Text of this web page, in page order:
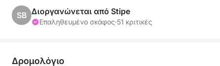
Ξεκινήστε το ταξίδι σας με μια επίσκεψη στο
με σφουγγαράκια, το Krapanj προσφέρει μια
SB Διοργανώνεται από Stipe
Επαληθευμένο σκάφος·51 κριτικές
Δρομολόγιο